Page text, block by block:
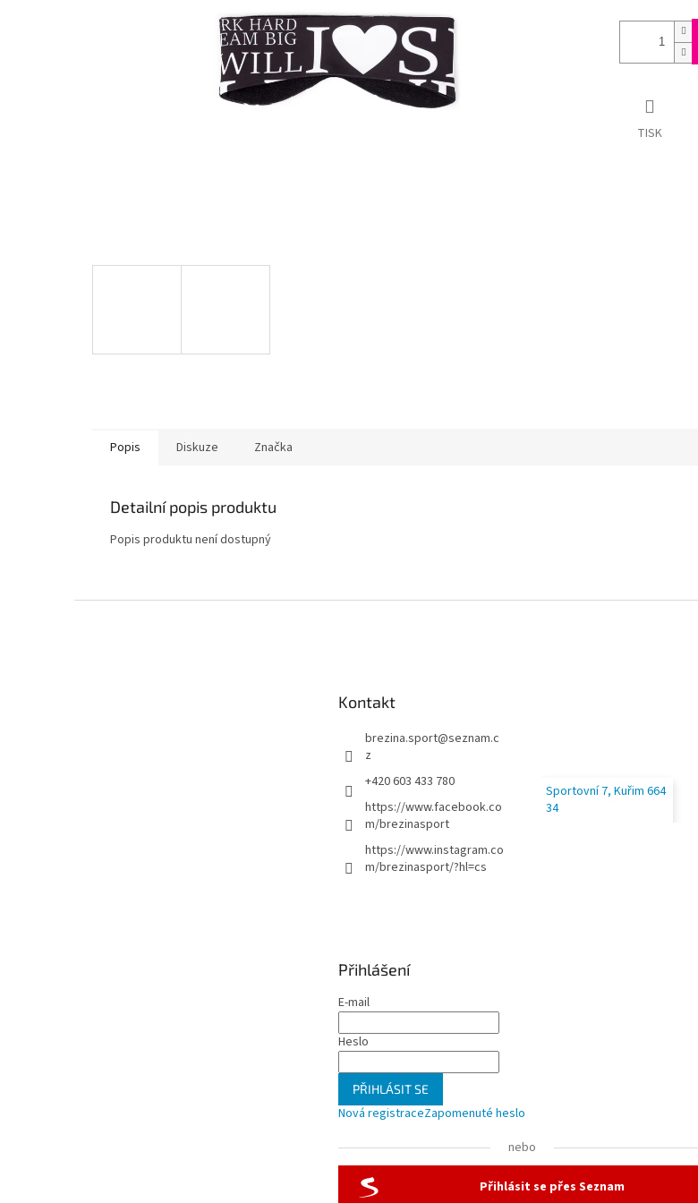
TISK
Popis Diskuze Značka
Detailní popis produktu
Popis produktu není dostupný
Kontakt
brezina.sport@seznam.c
z
+420 603 433 780
https://www.facebook.co
m/brezinasport
https://www.instagram.co
m/brezinasport/?hl=cs
Sportovní 7, Kuřim 664
34
Přihlášení
E-mail
Heslo
PŘIHLÁSIT SE
Nová registraceZapomenuté heslo
nebo
Přihlásit se přes Seznam